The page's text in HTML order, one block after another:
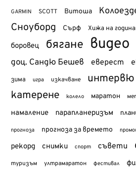
GARMIN SCOTT Витоша
Сноуборд Сърф Хижа на
боровец бягане видео
доц. Сандю Бешев еверест
зима игра изкачване интервю
катерене колело маратон
намаление парапланеризъм
прогноза прогноза за времето
рекорд снимки спорт съвети
туризъм ултрамаратон фестивал